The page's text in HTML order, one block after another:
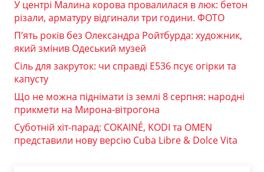
У центрі Малина корова провалилася в люк: бетон
різали, арматуру відгинали три години. ФОТО
П’ять років без Олександра Ройтбурда: художник,
який змінив Одеський музей
Сіль для закруток: чи справді Е536 псує огірки та
капусту
Що не можна піднімати із землі 8 серпня: народні
прикмети на Мирона-вітрогона
Суботній хіт-парад: COKAINÉ, KODI та OMEN
представили нову версію Cuba Libre & Dolce Vita